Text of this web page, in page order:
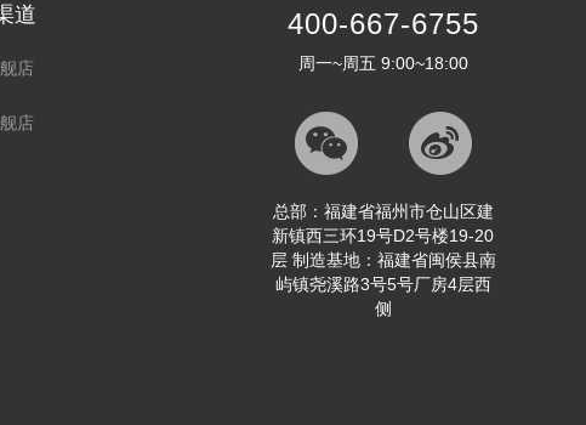
道
店
店
400-667-6755
周一~周五 9:00~18:00
总部：福建省福州市仓山区建
新镇西三环19号D2号楼19-20
层 制造基地：福建省闽侯县南
屿镇尧溪路3号5号厂房4层西
侧